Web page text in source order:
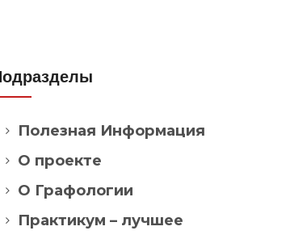
Полезная Информация
О проекте
О Графологии
Практикум – лучшее